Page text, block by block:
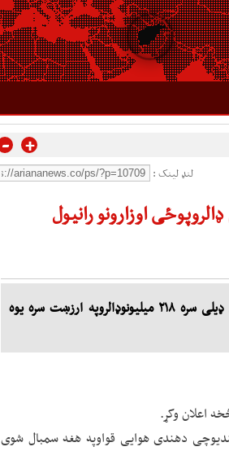
- +
لنډ لینک :
آریانانیوز: دهنددولت یوسرچینی اعلان وکړ.مسکودنوی ډیلی سره ۲۱۸ میلیونوډالروپه ارزښت سره یوه
اعلان وکړ.
دهندی هوایی قواوپه هغه سمبال شوی